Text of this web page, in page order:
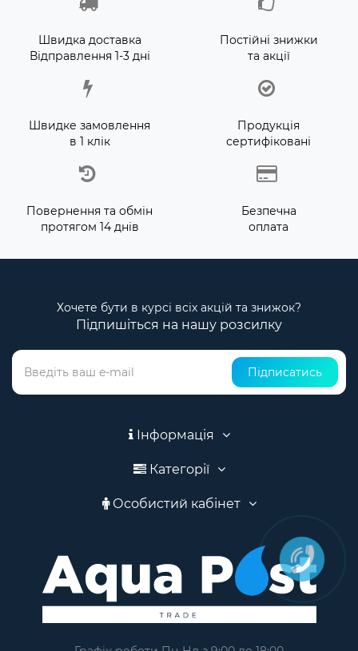
Швидка доставка
Відправлення 1-3 дні
Постійні знижки
та акції
Швидке замовлення
в 1 клік
Продукція
сертифіковані
Повернення та обмін
протягом 14 днів
Безпечна
оплата
Хочете бути в курсі всіх акцій та знижок?
Підпишіться на нашу розсилку
Підписатись
Інформація
Категорії
Особистий кабінет